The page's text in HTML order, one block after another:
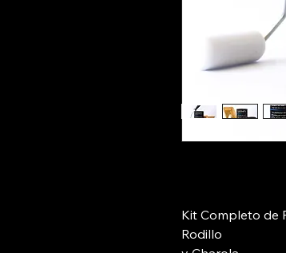
Kit Completo de
Rodillo